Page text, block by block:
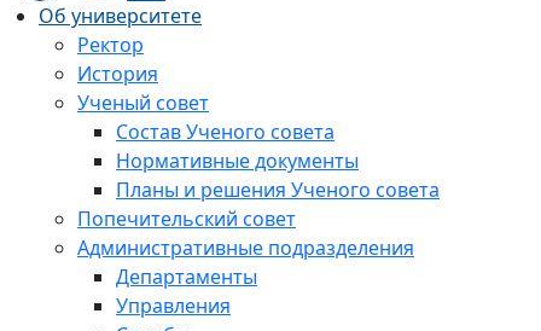
Об университете
Ректор
История
Ученый совет
Состав Ученого совета
Нормативные документы
Планы и решения Ученого совета
Попечительский совет
Административные подразделения
Департаменты
Управления